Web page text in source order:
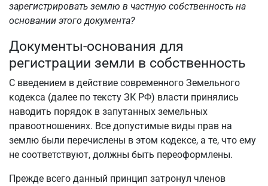
зарегистрировать землю в частную собственность на
основании этого документа?
Документы-основания для
регистрации земли в собственность
С введением в действие современного Земельного
кодекса (далее по тексту ЗК РФ) власти принялись
наводить порядок в запутанных земельных
правоотношениях. Все допустимые виды прав на
землю были перечислены в этом кодексе, а те, что ему
не соответствуют, должны быть переоформлены.
Прежде всего данный принцип затронул членов